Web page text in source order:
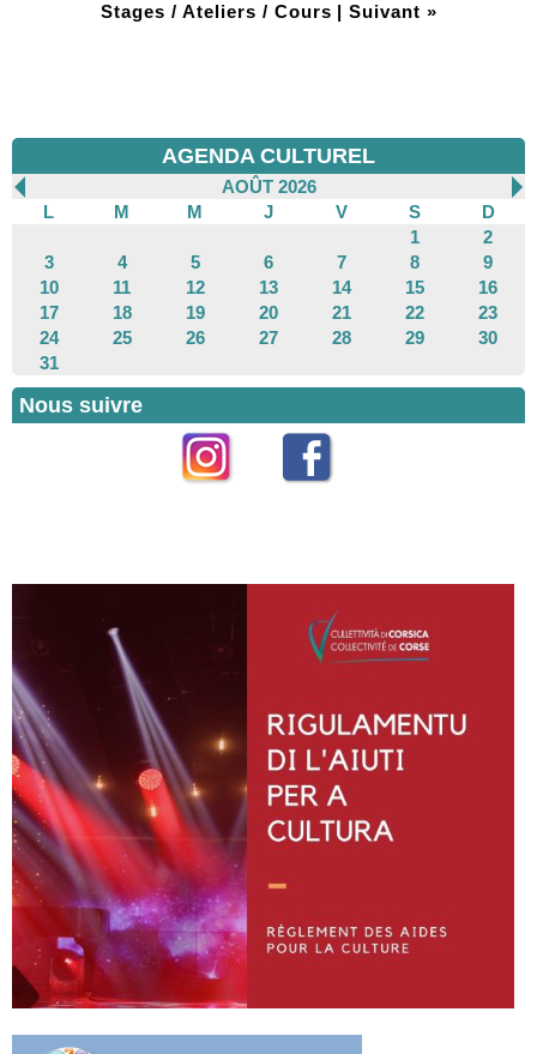
Stages / Ateliers / Cours | Suivant »
AGENDA CULTUREL
AOÛT 2026
L
M M J V S
D
1
2
3
4 5 6 7 8
9
10
11 12 13 14 15
16
17
18 19 20 21 22
23
24
25 26 27 28 29
30
31
Nous suivre